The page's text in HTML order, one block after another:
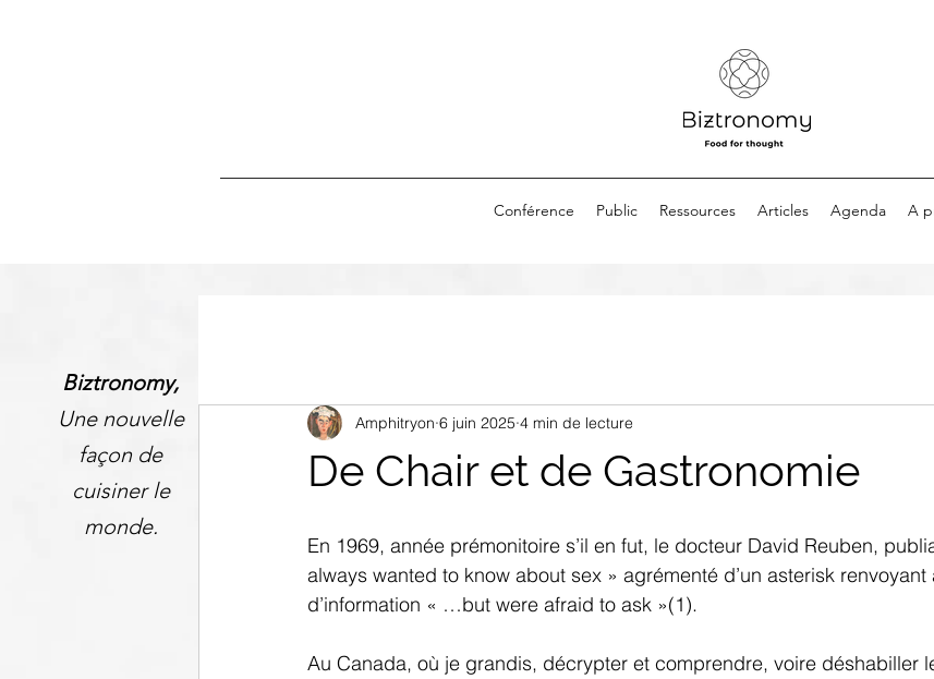
Conférence Public Ressources Articles Agenda A
Biztronomy,
Une nouvelle
façon de
cuisiner le
monde.
De Chair et de Gastronomie
Amphitryon 6 juin 2025 4 min de lecture
En 1969, année prémonitoire s’il en fut, le docteur David Reuben,
always wanted to know about sex » agrémenté d’un asterisk
d’information « …but were afraid to ask »(1).
Au Canada, où je grandis, décrypter et comprendre, voire déshabiller